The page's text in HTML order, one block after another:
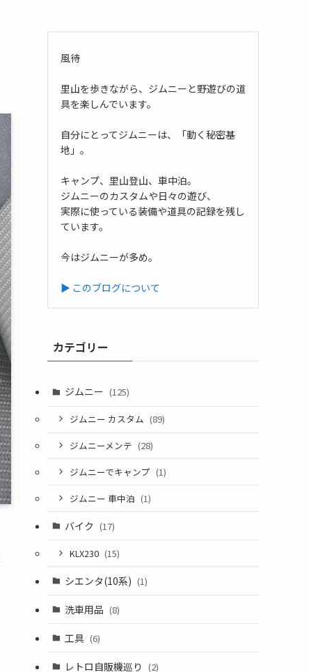
風待
里山を歩きながら、ジムニーと野遊びの道
具を楽しんでいます。
自分にとってジムニーは、「動く秘密基
地」。
キャンプ、里山登山、車中泊。
ジムニーのカスタムや日々の遊び、
実際に使っている装備や道具の記録を残し
ています。
今はジムニーが多め。
▶ このブログについて
カテゴリー
ジムニー (125)
ジムニー カスタム (89)
ジムニーメンテ (28)
ジムニーでキャンプ (1)
ジムニー 車中泊 (1)
バイク (17)
KLX230 (15)
シエンタ(10系) (1)
洗車用品 (8)
工具 (6)
レトロ自販機巡り (2)